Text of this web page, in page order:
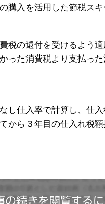
購入を活用した節税スキ
税の還付を受けるよう適
った消費税より支払っ
仕入率で計算し、仕入
から３年目の仕入れ税